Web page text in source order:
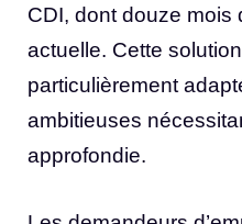
CDI, dont douze mois
actuelle. Cette solution
particulièrement
ambitieuses
approfondie.